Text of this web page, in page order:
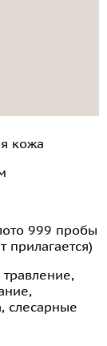
кожа
999 пробы
прилагается)
слесарные